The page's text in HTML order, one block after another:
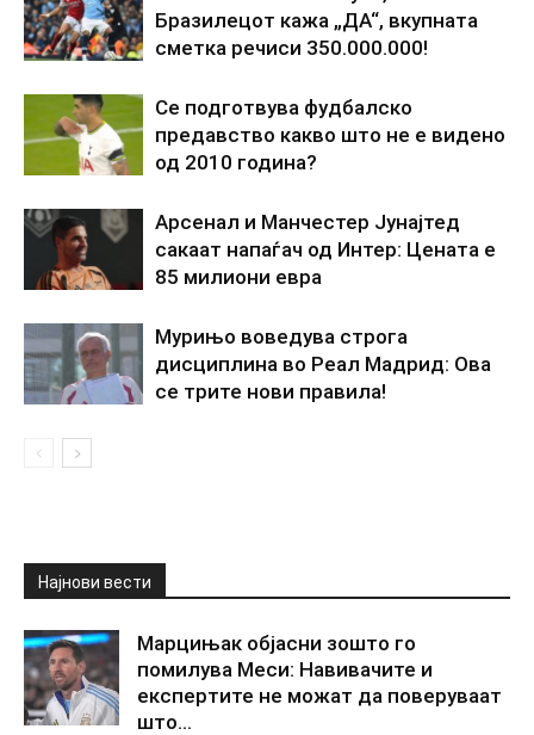
Бразилецот кажа „ДА“, вкупната
сметка речиси 350.000.000!
Се подготвува фудбалско
предавство какво што не е видено
од 2010 година?
Арсенал и Манчестер Јунајтед
сакаат напаѓач од Интер: Цената е
85 милиони евра
Мурињо воведува строга
дисциплина во Реал Мадрид: Ова
се трите нови правила!
Најнови вести
Марцињак објасни зошто го
помилува Меси: Навивачите и
експертите не можат да поверуваат
што...